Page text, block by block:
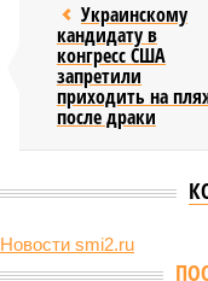
Украинскому
кандидату в
конгресс США
запретили
приходить на
после драки
Новости smi2.ru